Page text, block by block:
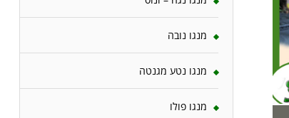
מנגו נובה
מנגו נטע מגנטה
מנגו פולו